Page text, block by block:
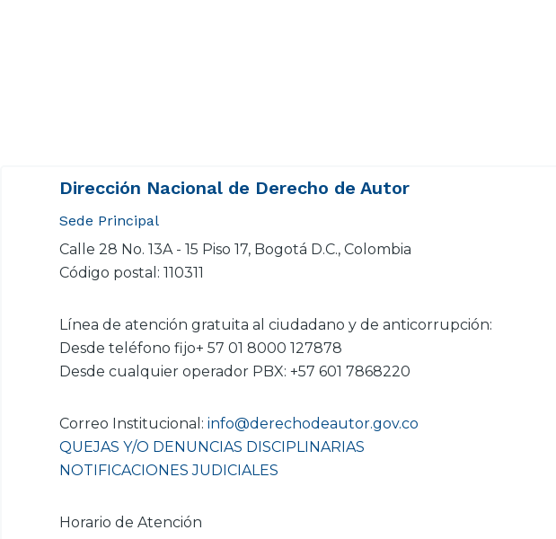
Dirección Nacional de Derecho de Autor
Sede Principal
Calle 28 No. 13A - 15 Piso 17, Bogotá D.C., Colombia
Código postal: 110311
Línea de atención gratuita al ciudadano y de anticorrupción:
Desde teléfono fijo+ 57 01 8000 127878
Desde cualquier operador PBX: +57 601 7868220
Correo Institucional: info@derechodeautor.gov.co
QUEJAS Y/O DENUNCIAS DISCIPLINARIAS
NOTIFICACIONES JUDICIALES
Horario de Atención